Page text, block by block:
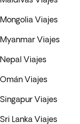
Mongolia Viajes
Myanmar Viajes
Nepal Viajes
Omán Viajes
Singapur Viajes
Sri Lanka Viajes